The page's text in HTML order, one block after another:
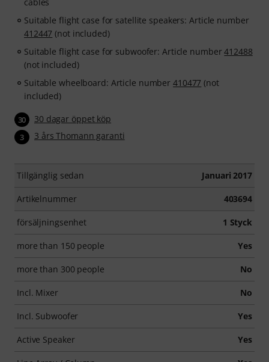
Suitable flight case for satellite speakers: Article number
412447 (not included)
Suitable flight case for subwoofer: Article number412488
(not included)
Suitable wheelboard: Article number410477 (not
included)
30 30 dagar öppet köp
3 3 års Thomann garanti
Tillgänglig sedan Januari 2017
Artikelnummer 403694
försäljningsenhet 1 Styck
more than 150 people Yes
more than 300 people No
Incl. Mixer No
Incl. Subwoofer Yes
Active Speaker Yes